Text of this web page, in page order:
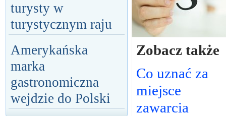
turysty w
turystycznym raju
Amerykańska
marka
gastronomiczna
wejdzie do Polski
Zobacz także
Co uznać za
miejsce
zawarcia